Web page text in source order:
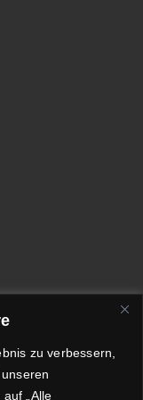
zu verbessern,
„Alle